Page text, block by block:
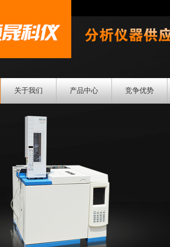
关于我们 产品中心 竞争优势